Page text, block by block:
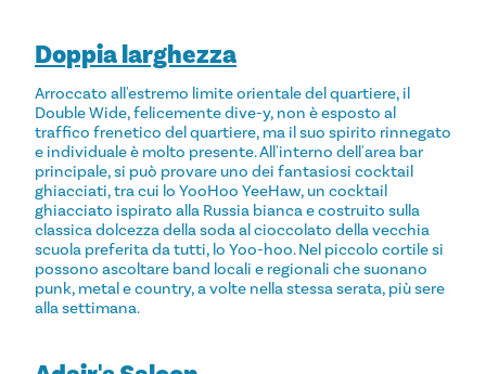
Doppia larghezza
Arroccato all'estremo limite orientale del quartiere, il
Double Wide, felicemente dive-y, non è esposto al
traffico frenetico del quartiere, ma il suo spirito rinnegato
e individuale è molto presente. All'interno dell'area bar
principale, si può provare uno dei fantasiosi cocktail
ghiacciati, tra cui lo YooHoo YeeHaw, un cocktail
ghiacciato ispirato alla Russia bianca e costruito sulla
classica dolcezza della soda al cioccolato della vecchia
scuola preferita da tutti, lo Yoo-hoo. Nel piccolo cortile si
possono ascoltare band locali e regionali che suonano
punk, metal e country, a volte nella stessa serata, più sere
alla settimana.